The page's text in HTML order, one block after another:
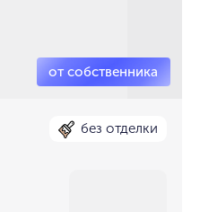
без отделки